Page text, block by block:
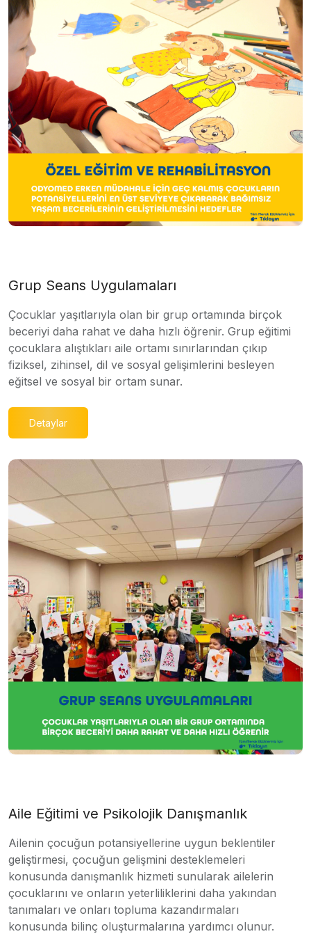
Grup Seans Uygulamaları
Çocuklar yaşıtlarıyla olan bir grup ortamında birçok
beceriyi daha rahat ve daha hızlı öğrenir. Grup eğitimi
çocuklara alıştıkları aile ortamı sınırlarından çıkıp
fiziksel, zihinsel, dil ve sosyal gelişimlerini besleyen
eğitsel ve sosyal bir ortam sunar.
Detaylar
Aile Eğitimi ve Psikolojik Danışmanlık
Ailenin çocuğun potansiyellerine uygun beklentiler
geliştirmesi, çocuğun gelişmini desteklemeleri
konusunda danışmanlık hizmeti sunularak ailelerin
çocuklarını ve onların yeterliliklerini daha yakından
tanımaları ve onları topluma kazandırmaları
konusunda bilinç oluşturmalarına yardımcı olunur.